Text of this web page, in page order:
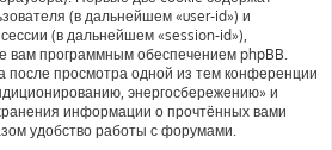
(в дальнейшем «user-id») и
(в дальнейшем «session-id»),
вам программным обеспечением phpBB.
после просмотра одной из тем конференции
энергосбережению» и
информации о прочтённых вами
удобство работы с форумами.